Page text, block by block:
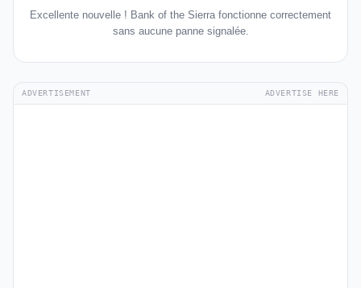
Excellente nouvelle ! Bank of the Sierra fonctionne correctement
sans aucune panne signalée.
ADVERTISEMENT ADVERTISE HERE